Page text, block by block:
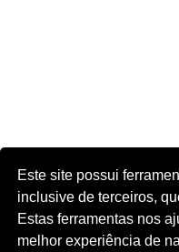
Este site possui
inclusive de terceiros,
Estas ferramentas nos
melhor experiência de